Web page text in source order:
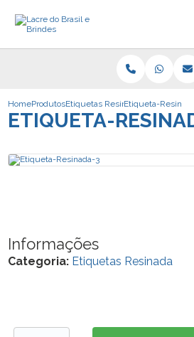
HomeProdutosEtiquetas ResinadaEtiqueta-
ETIQUETA-
Informações
Categoria: Etiquetas Resinada